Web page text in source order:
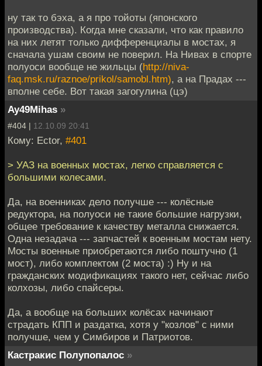
ну так то бэха, а я про тойоты (японского
производства). Когда мне сказали, что как правило
на них летят только дифференциалы в мостах, я
сначала ушам своим не поверил. На Нивах в спорте
полуоси вообще не жильцы (http://niva-
faq.msk.ru/raznoe/prikol/samobl.htm), а на Прадах ---
вполне себе. Вот такая загогулина (цэ)
Ay49Mihas »
#404 | 12.10.09 20:41
Кому: Ector, #401
> УАЗ на военных мостах, легко справляется с
большими колесами.
Да, на военниках дело получше --- колёсные
редуктора, на полуоси не такие большие нагрузки,
общее требование к качеству металла снижается.
Одна незадача --- запчастей к военным мостам нету.
Мосты военные приобретаются либо поштучно (1
мост), либо комплектом (2 моста) :) Ну и на
гражданских модификациях такого нет, сейчас либо
колхозы, либо спайсеры.
Да, а вообще на больших колёсах начинают
страдать КПП и раздатка, хотя у "козлов" с ними
получше, чем у Симбиров и Патриотов.
Кастракис Полупопалос »